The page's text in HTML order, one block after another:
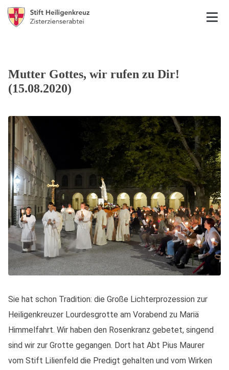
Mutter Gottes, wir rufen zu Dir!
(15.08.2020)
Sie hat schon Tradition: die Große Lichterprozession zur
Heiligenkreuzer Lourdesgrotte am Vorabend zu Mariä
Himmelfahrt. Wir haben den Rosenkranz gebetet, singend
sind wir zur Grotte gegangen. Dort hat Abt Pius Maurer
vom Stift Lilienfeld die Predigt gehalten und vom Wirken